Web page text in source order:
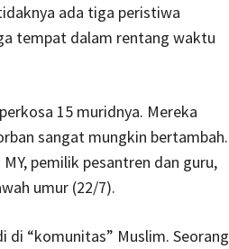
ada tiga peristiwa
tempat dalam rentang waktu
15 muridnya. Mereka
sangat mungkin bertambah.
pemilik pesantren dan guru,
umur (22/7).
“komunitas” Muslim. Seorang